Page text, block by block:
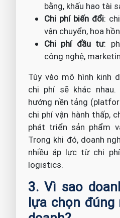
bằng, khấu hao tài
Chi phí biến đổi:
vận chuyển, hoa
Chi phí đầu tư:
công nghệ,
Tùy vào mô hình kinh
chi phí sẽ khác nhau.
hướng nền tảng
chi phí vận hành thấp,
phát triển sản phẩm
Trong khi đó, doanh
nhiều áp lực từ chi
logistics.
3. Vì sao
lựa chọn đúng